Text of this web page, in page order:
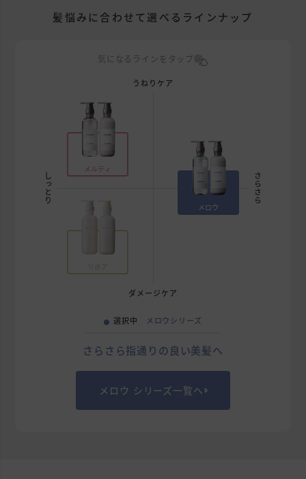
髪悩みに合わせて選べるラインナップ
気になるラインをタップ
うねりケア
しっとり さらさら
ダメージケア
メルティ
メロウ
リポア
選択中 メロウシリーズ
さらさら指通りの良い美髪へ
メロウ シリーズ一覧へ